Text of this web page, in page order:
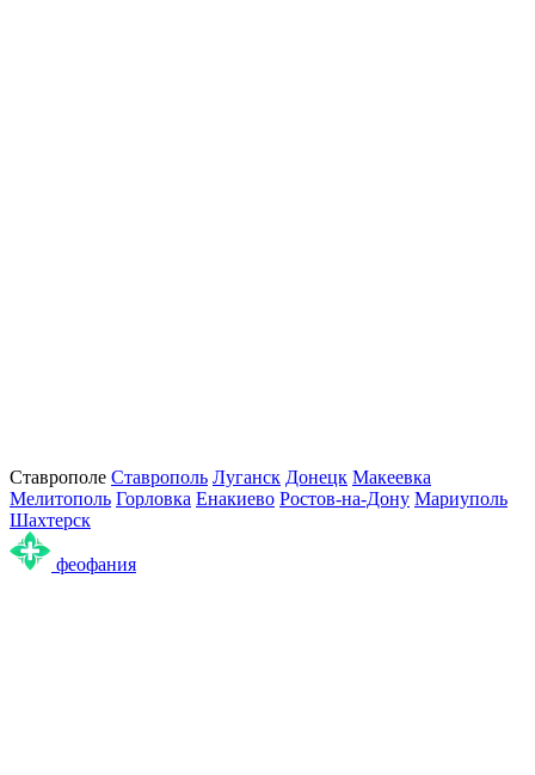
Ставрополе Ставрополь Луганск Донецк Макеевка
Мелитополь Горловка Енакиево Ростов-на-Дону Мариуполь
Шахтерск
феофания